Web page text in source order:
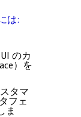
は:
のカ
） を
タマ
フェ
ま